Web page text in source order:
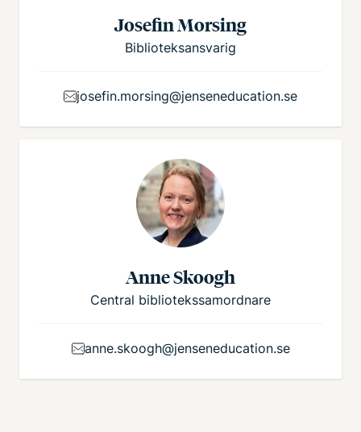
Josefin Morsing
Biblioteksansvarig
josefin.morsing@jenseneducation.se
Anne Skoogh
Central bibliotekssamordnare
anne.skoogh@jenseneducation.se